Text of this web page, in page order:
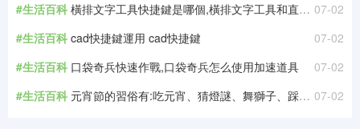
07-02
#生活百科 橫排文字工具快捷鍵是哪個,橫排文字工具和直排文字工具
07-02
#生活百科 cad快捷鍵運用 cad快捷鍵
07-02
#生活百科 口袋奇兵快速作戰,口袋奇兵怎么使用加速道具
07-02
#生活百科 元宵節的習俗有:吃元宵、猜燈謎、舞獅子、踩高蹺、鬧花燈等習俗 元宵節都有什么習俗